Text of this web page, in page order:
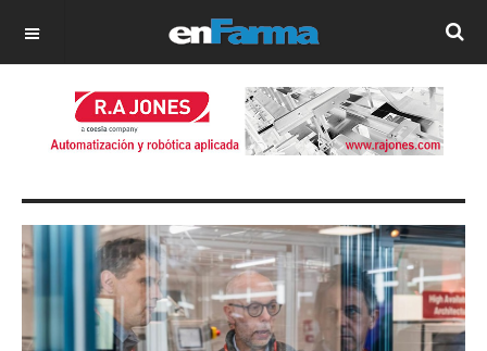
OFF CANVAS